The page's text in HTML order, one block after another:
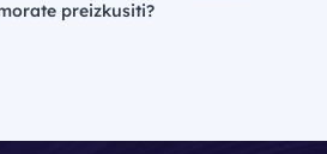
preizkusiti?